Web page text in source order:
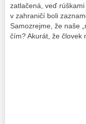
zatlačená, veď
v zahraničí boli
Samozrejme, že naše
čím? Akurát, že človek